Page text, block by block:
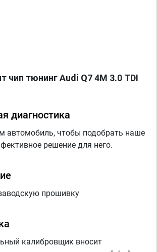
чип тюнинг Audi Q7 4M 3.0 TDI
диагностика
автомобиль, чтобы подобрать наше
решение для него.
прошивку
калибровщик вносит